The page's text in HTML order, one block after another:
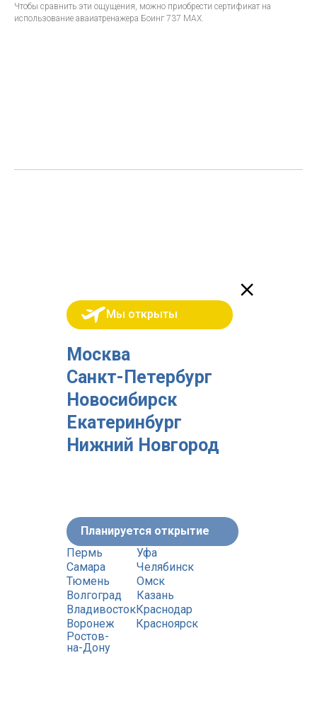
Чтобы сравнить эти ощущения, можно приобрести сертификат на
использование аваиатренажера Боинг 737 MAX.
Планируется открытие
Пермь
Самара
Тюмень
Волгоград
Уфа
Челябинск
Омск
Казань
Владивосток
Воронеж
Ростов-
на-Дону
Краснодар
Красноярск
Москва
Санкт-Петербург
Новосибирск
Екатеринбург
Нижний Новгород
Мы открыты